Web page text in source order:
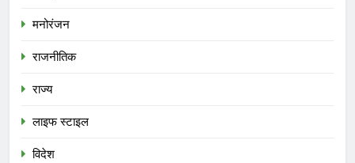
मनोरंजन
राजनीतिक
राज्य
लाइफ स्टाइल
विदेश